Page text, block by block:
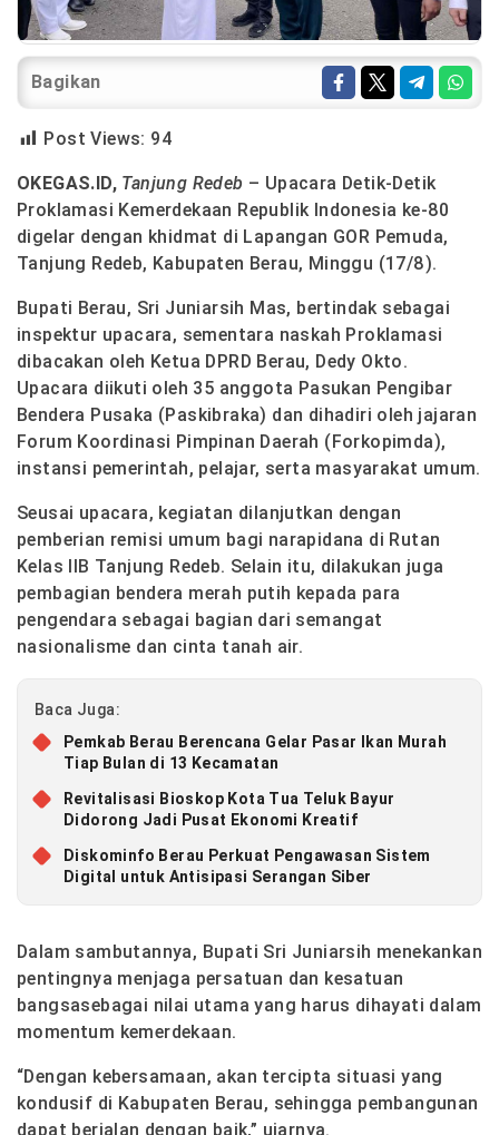
Bagikan
Post Views: 94
OKEGAS.ID, Tanjung Redeb – Upacara Detik-Detik
Proklamasi Kemerdekaan Republik Indonesia ke-80
digelar dengan khidmat di Lapangan GOR Pemuda,
Tanjung Redeb, Kabupaten Berau, Minggu (17/8).
Bupati Berau, Sri Juniarsih Mas, bertindak sebagai
inspektur upacara, sementara naskah Proklamasi
dibacakan oleh Ketua DPRD Berau, Dedy Okto.
Upacara diikuti oleh 35 anggota Pasukan Pengibar
Bendera Pusaka (Paskibraka) dan dihadiri oleh jajaran
Forum Koordinasi Pimpinan Daerah (Forkopimda),
instansi pemerintah, pelajar, serta masyarakat umum.
Seusai upacara, kegiatan dilanjutkan dengan
pemberian remisi umum bagi narapidana di Rutan
Kelas IIB Tanjung Redeb. Selain itu, dilakukan juga
pembagian bendera merah putih kepada para
pengendara sebagai bagian dari semangat
nasionalisme dan cinta tanah air.
Baca Juga:
Pemkab Berau Berencana Gelar Pasar Ikan Murah
Tiap Bulan di 13 Kecamatan
Revitalisasi Bioskop Kota Tua Teluk Bayur
Didorong Jadi Pusat Ekonomi Kreatif
Diskominfo Berau Perkuat Pengawasan Sistem
Digital untuk Antisipasi Serangan Siber
Dalam sambutannya, Bupati Sri Juniarsih menekankan
pentingnya menjaga persatuan dan kesatuan
bangsasebagai nilai utama yang harus dihayati dalam
momentum kemerdekaan.
“Dengan kebersamaan, akan tercipta situasi yang
kondusif di Kabupaten Berau, sehingga pembangunan
dapat berjalan dengan baik,” ujarnya.